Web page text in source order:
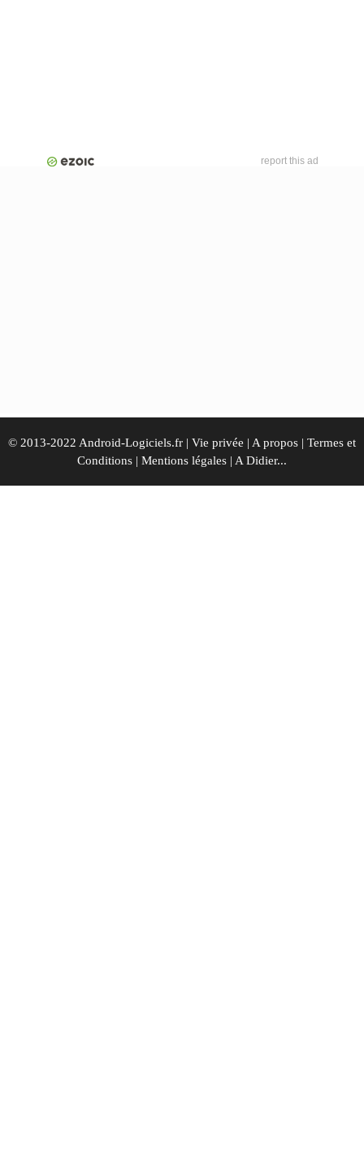
report this ad
© 2013-2022 Android-Logiciels.fr | Vie privée | A propos | Termes et
Conditions | Mentions légales | A Didier...